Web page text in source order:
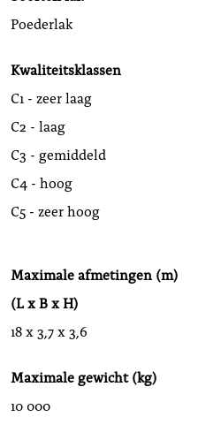
Poederlak
Kwaliteitsklassen
C1 - zeer laag
C2 - laag
C3 - gemiddeld
C4 - hoog
C5 - zeer hoog
Maximale afmetingen (m)
(L x B x H)
18 x 3,7 x 3,6
Maximale gewicht (kg)
10 000